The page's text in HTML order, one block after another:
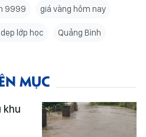
9999 giá vàng hôm nay
lớp học Quảng Bình
MỤC
khu